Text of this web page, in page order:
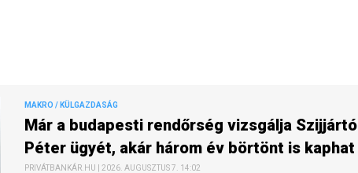
MAKRO / KÜLGAZDASÁG
Már a budapesti rendőrség vizsgálja Szijjártó
Péter ügyét, akár három év börtönt is kaphat
PRIVÁTBANKÁR.HU | 2026. AUGUSZTUS 7. 14:02